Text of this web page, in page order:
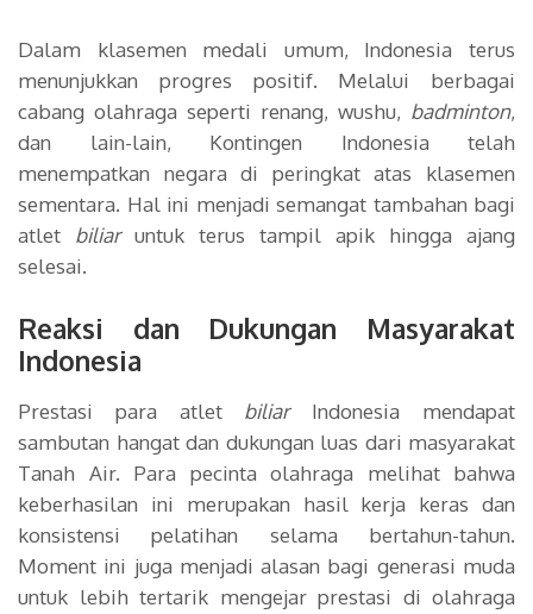
Dalam klasemen medali umum, Indonesia terus
menunjukkan progres positif. Melalui berbagai
cabang olahraga seperti renang, wushu, badminton,
dan lain-lain, Kontingen Indonesia telah
menempatkan negara di peringkat atas klasemen
sementara. Hal ini menjadi semangat tambahan bagi
atlet biliaruntuk terus tampil apik hingga ajang
selesai.
Reaksi dan Dukungan Masyarakat
Indonesia
Prestasi para atlet biliarIndonesia mendapat
sambutan hangat dan dukungan luas dari masyarakat
Tanah Air. Para pecinta olahraga melihat bahwa
keberhasilan ini merupakan hasil kerja keras dan
konsistensi pelatihan selama bertahun-tahun.
Moment ini juga menjadi alasan bagi generasi muda
untuk lebih tertarik mengejar prestasi di olahraga